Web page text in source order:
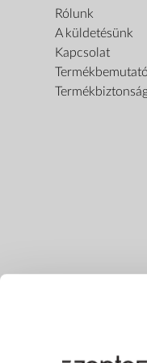
Rólunk
A küldetésünk
Kapcsolat